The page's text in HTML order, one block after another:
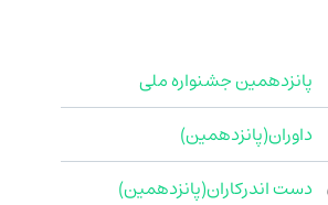
پانزدهمین جشنواره ملی
داوران(پانزدهمین)
دست اندرکاران(پانزدهمین)